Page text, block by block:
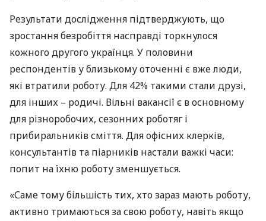
Результати дослідження підтверджують, що
зростання безробіття насправді торкнулося
кожного другого українця. У половини
респондентів у близькому оточенні є вже люди,
які втратили роботу. Для 42% такими стали друзі,
для інших – родичі. Вільні вакансії є в основному
для різноробочих, сезонних роботяг і
прибиральників сміття. Для офісних клерків,
консультантів та піарників настали важкі часи:
попит на їхню роботу зменшується.
«Саме тому більшість тих, хто зараз мають роботу,
активно тримаються за свою роботу, навіть якщо